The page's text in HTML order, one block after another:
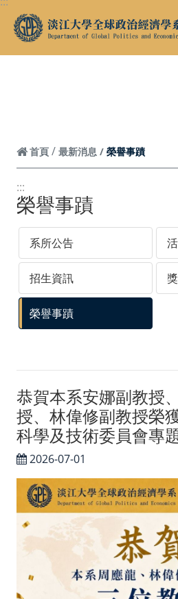
跳到頁面主要內容區
大三出國說明會
系所活動
相關連結
中華民國外交部
中華民國僑務委員會
中華民國對外貿易發展協會
外貿協會發展中心
聯絡我們／媒體社群
Facebook
Instagram
首頁 最新消息 榮譽事蹟
:::
榮譽事蹟
系所公告
招生資訊
榮譽事蹟
恭賀本系安娜副教授
授、林偉修副教授榮
科學及技術委員會專
2026-07-01